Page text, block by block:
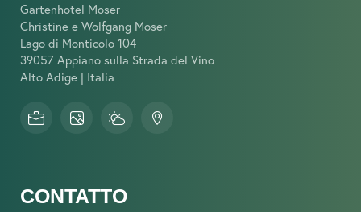
Gartenhotel Moser
Christine e Wolfgang Moser
Lago di Monticolo 104
39057 Appiano sulla Strada del Vino
Alto Adige | Italia
CONTATTO